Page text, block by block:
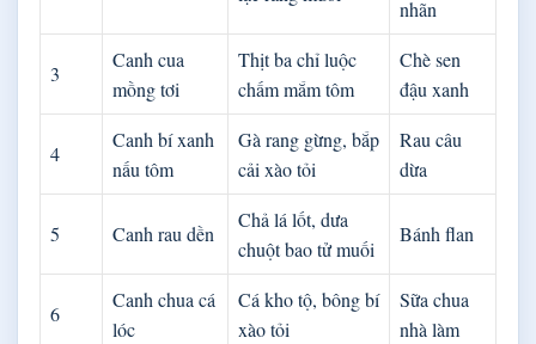
nhãn
3
Canh cua
mồng tơi
Thịt ba chỉ luộc
chấm mắm tôm
Chè sen
đậu xanh
4
Canh bí xanh
nấu tôm
Gà rang gừng, bắp
cải xào tỏi
Rau câu
dừa
5 Canh rau dền
Chả lá lốt, dưa
chuột bao tử muối
Bánh flan
6
Canh chua cá
lóc
Cá kho tộ, bông bí
xào tỏi
Sữa chua
nhà làm